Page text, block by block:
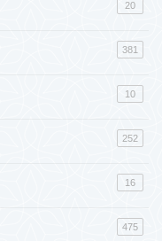
20
381
10
252
16
475